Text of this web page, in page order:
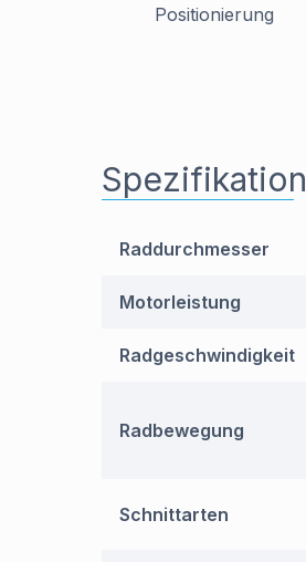
Positionierung
Spezifikation
Raddurchmesser
Motorleistung
Radgeschwindigkeit
Radbewegung
Schnittarten